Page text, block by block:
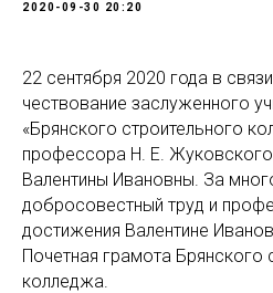
2020-09-30 20:20
22 сентября 2020 года в
чествование заслуженного
«Брянского строительного
профессора Н. Е.
Валентины Ивановны. За
добросовестный труд и
достижения Валентине
Почетная грамота Брянского
колледжа.